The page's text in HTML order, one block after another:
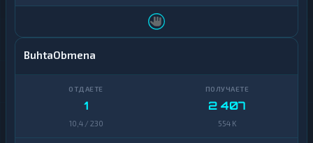
BuhtaObmena
1
10,4 / 230
2 407
554 K